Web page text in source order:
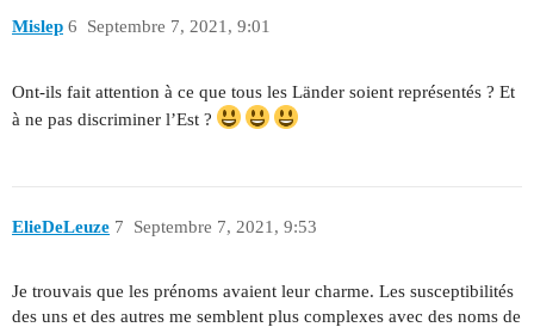
Mislep Septembre 7, 2021, 9:01
6
Ont-ils fait attention à ce que tous les Länder soient représentés ? Et
à ne pas discriminer l’Est ?
ElieDeLeuze Septembre 7, 2021, 9:53
7
Je trouvais que les prénoms avaient leur charme. Les susceptibilités
des uns et des autres me semblent plus complexes avec des noms de